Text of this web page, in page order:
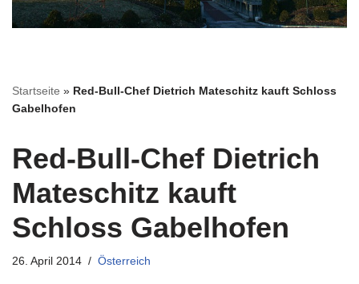
Startseite » Red-Bull-Chef Dietrich Mateschitz kauft Schloss
Gabelhofen
Red-Bull-Chef Dietrich
Mateschitz kauft
Schloss Gabelhofen
26. April 2014 Österreich